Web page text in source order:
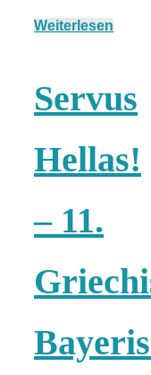
Weiterlesen
Servus
Hellas!
– 11.